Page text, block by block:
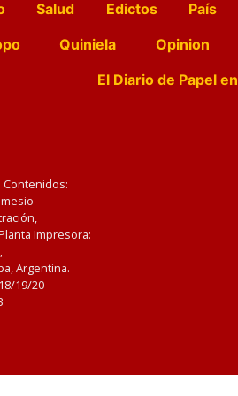
Salud Edictos País
Quiniela Opinion
El Diario de Papel
Impresora:
Argentina.
19/20